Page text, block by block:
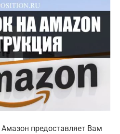
Амазон предоставляет Вам